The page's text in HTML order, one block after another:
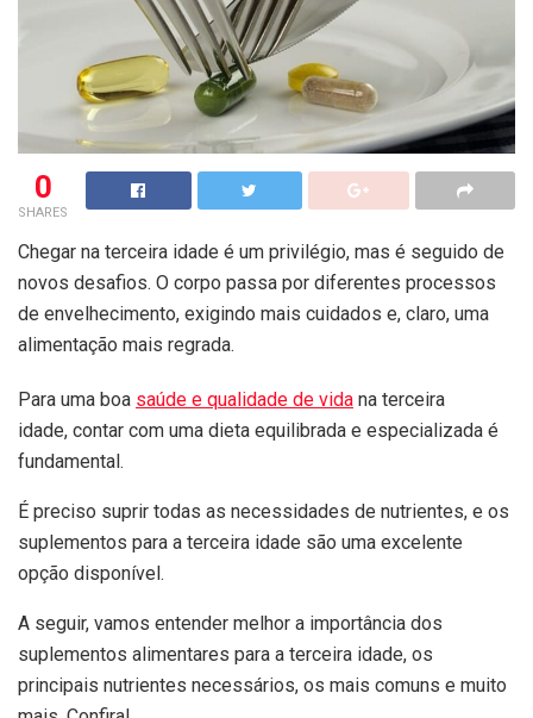
0
SHARES
Chegar na terceira idade é um privilégio, mas é seguido de
novos desafios. O corpo passa por diferentes processos
de envelhecimento, exigindo mais cuidados e, claro, uma
alimentação mais regrada.
Para uma boa saúde e qualidade de vida na terceira
idade, contar com uma dieta equilibrada e especializada é
fundamental.
É preciso suprir todas as necessidades de nutrientes, e os
suplementos para a terceira idade são uma excelente
opção disponível.
A seguir, vamos entender melhor a importância dos
suplementos alimentares para a terceira idade, os
principais nutrientes necessários, os mais comuns e muito